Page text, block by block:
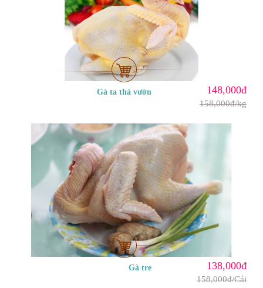
Gà ta thả vườn 148,000đ
158,000đ/kg
Gà tre 138,000đ
158,000đ/Cái